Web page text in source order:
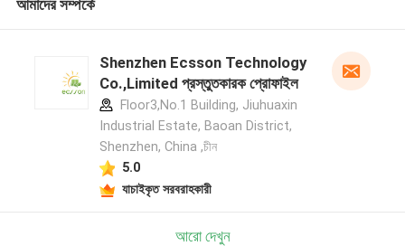
আমাদের সম্পর্কে
Shenzhen Ecsson Technology
Co.,Limited প্রস্তুতকারক প্রোফাইল
Floor3,No.1 Building, Jiuhuaxin
Industrial Estate, Baoan District,
Shenzhen, China ,চীন
5.0
যাচাইকৃত সরবরাহকারী
আরো দেখুন